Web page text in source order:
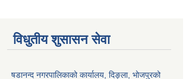
विधुतीय शुसासन सेवा
षडानन्द नगरपालिकाको कार्यालय, दिङ्ला, भोजपुरको